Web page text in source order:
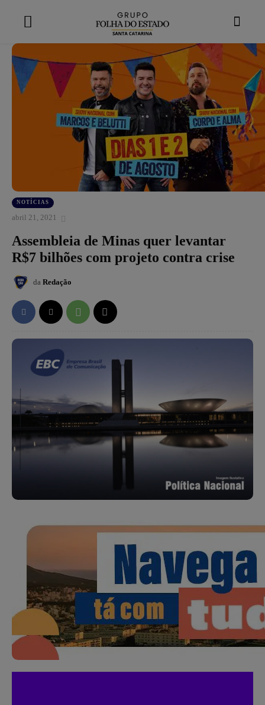
NOTÍCIAS
abril 21, 2021
Assembleia de Minas quer levantar
R$7 bilhões com projeto contra crise
da Redação